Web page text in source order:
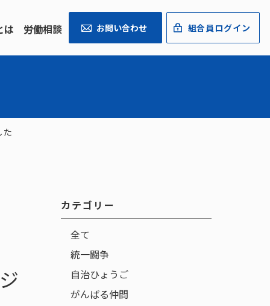
は 労働相談 お問い合わせ 組合員ログイン
た
カテゴリー
全て
統一闘争
自治ひょうご
がんばる仲間